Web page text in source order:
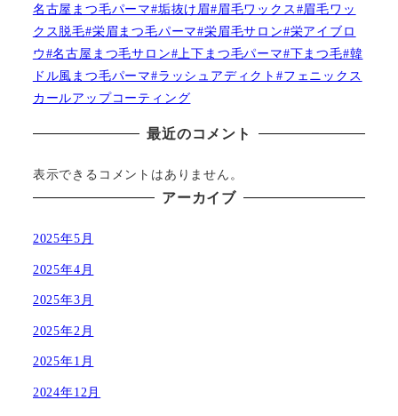
名古屋まつ毛パーマ#垢抜け眉#眉毛ワックス#眉毛ワッ
クス脱毛#栄眉まつ毛パーマ#栄眉毛サロン#栄アイブロ
ウ#名古屋まつ毛サロン#上下まつ毛パーマ#下まつ毛#韓
ドル風まつ毛パーマ#ラッシュアディクト#フェニックス
カールアップコーティング
最近のコメント
表示できるコメントはありません。
アーカイブ
2025年5月
2025年4月
2025年3月
2025年2月
2025年1月
2024年12月